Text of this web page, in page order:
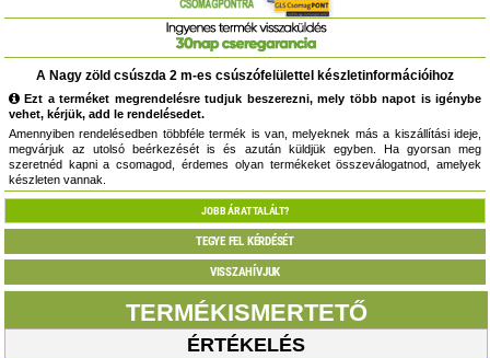
A Nagy zöld csúszda 2 m-es csúszófelülettel készletinformációihoz
Ezt a terméket megrendelésre tudjuk beszerezni, mely több napot is igénybe
vehet, kérjük, add le rendelésedet.
Amennyiben rendelésedben többféle termék is van, melyeknek más a kiszállítási ideje,
megvárjuk az utolsó beérkezését is és azután küldjük egyben. Ha gyorsan meg
szeretnéd kapni a csomagod, érdemes olyan termékeket összeválogatnod, amelyek
készleten vannak.
JOBB ÁRAT TALÁLT?
TEGYE FEL KÉRDÉSÉT
VISSZAHÍVJUK
TERMÉKISMERTETŐ
ÉRTÉKELÉS